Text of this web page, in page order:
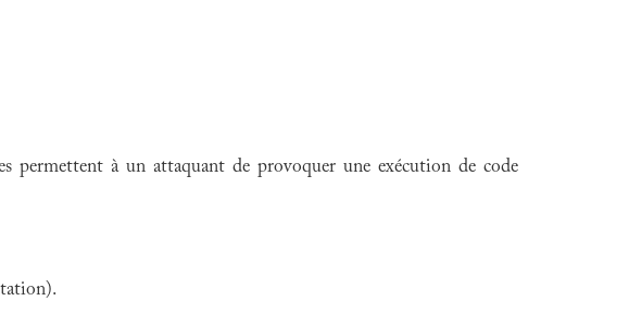
permettent à un attaquant de provoquer une exécution de code